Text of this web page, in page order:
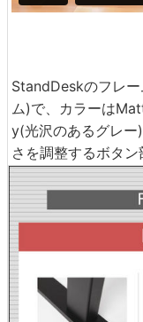
StandDeskのフレ
ム)で、カラーは
y(光沢のあるグレー
さを調整するボタン